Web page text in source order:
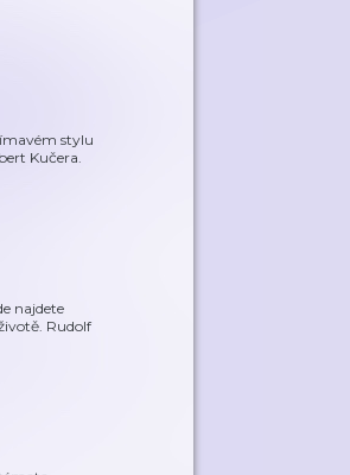
stylu
Kučera.
najdete
Rudolf